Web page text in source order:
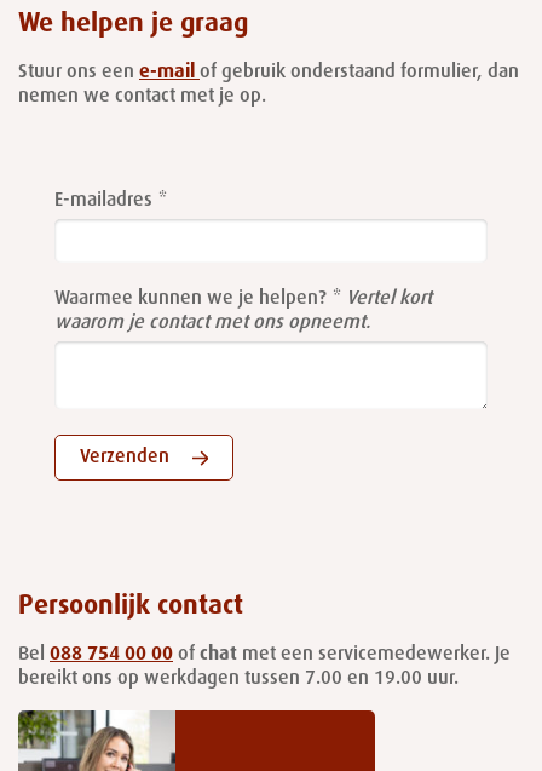
We helpen je graag
Stuur ons een e-mail of gebruik onderstaand formulier, dan
nemen we contact met je op.
this
field
E-mailadres
Waarmee kunnen we je helpen?
Vertel kort
waarom je contact met ons opneemt.
Verzenden
Persoonlijk contact
Bel 088 754 00 00 of chat met een servicemedewerker. Je
bereikt ons op werkdagen tussen 7.00 en 19.00 uur.